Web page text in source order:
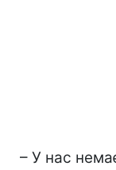
– У нас